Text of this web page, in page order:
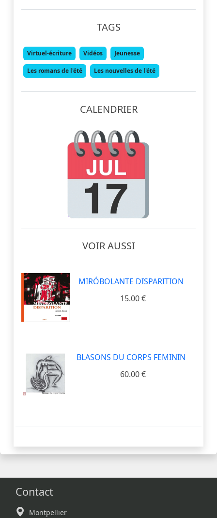
TAGS
Virtuel-écriture Vidéos Jeunesse
Les romans de l'été Les nouvelles de l'été
CALENDRIER
VOIR AUSSI
MIRÓBOLANTE DISPARITION
15.00 €
BLASONS DU CORPS FEMININ
60.00 €
Contact
Montpellier